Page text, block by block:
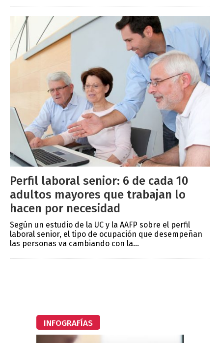
Perfil laboral senior: 6 de cada 10
adultos mayores que trabajan lo
hacen por necesidad
Según un estudio de la UC y la AAFP sobre el perfil
laboral senior, el tipo de ocupación que desempeñan
las personas va cambiando con la...
INFOGRAFÍAS